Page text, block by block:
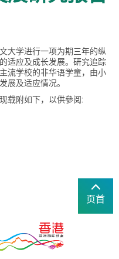
大学进行一项为期三年的纵
适应及成长发展。研究追踪
流学校的非华语学童，由小
展及适应情况。
载附如下，以供參阅:
页首